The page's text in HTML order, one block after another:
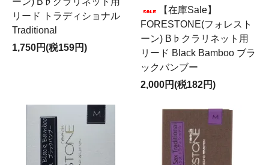
リード トラディショナル
Traditional
1,750円(税159円)
【在庫Sale】
FORESTONE(フォレスト
ーン) B♭クラリネット用
リード Black Bamboo ブラ
ックバンブー
2,000円(税182円)